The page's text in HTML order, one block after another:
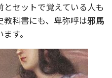
とセットで覚えている人も
科書にも、卑弥呼は邪馬
す。